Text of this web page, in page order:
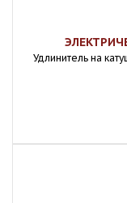
Удлинитель на